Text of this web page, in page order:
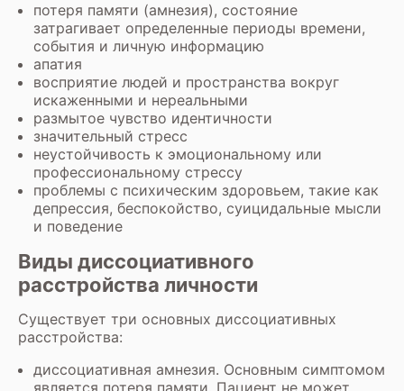
потеря памяти (амнезия), состояние
затрагивает определенные периоды времени,
события и личную информацию
апатия
восприятие людей и пространства вокруг
искаженными и нереальными
размытое чувство идентичности
значительный стресс
неустойчивость к эмоциональному или
профессиональному стрессу
проблемы с психическим здоровьем, такие как
депрессия, беспокойство, суицидальные мысли
и поведение
Виды диссоциативного
расстройства личности
Существует три основных диссоциативных
расстройства:
диссоциативная амнезия. Основным симптомом
является потеря памяти. Пациент не может